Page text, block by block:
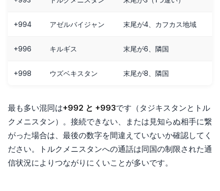
+994 アゼルバイジャン 末尾が4、カフカス地域
+996 キルギス 末尾が6、隣国
+998 ウズベキスタン 末尾が8、隣国
最も多い混同は+992 と +993です（タジキスタンとトル
クメニスタン）。接続できない、または見知らぬ相手に繋
がった場合は、最後の数字を間違えていないか確認してく
ださい。トルクメニスタンへの通話は同国の制限された通
信状況によりつながりにくいことが多いです。